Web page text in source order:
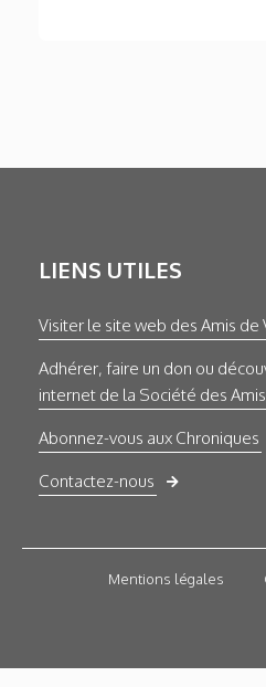
LIENS UTILES
Visiter le site web des Amis de
Adhérer, faire un don ou
internet de la Société des
Abonnez-vous aux Chroniques
Contactez-nous
Mentions légales